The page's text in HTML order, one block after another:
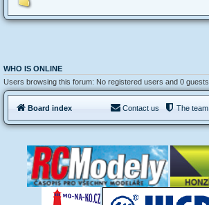
WHO IS ONLINE
Users browsing this forum: No registered users and 0 guests
Board index The team
Contact us